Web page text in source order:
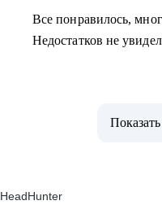
Все понравилось,
Недостатков не
HeadHunter